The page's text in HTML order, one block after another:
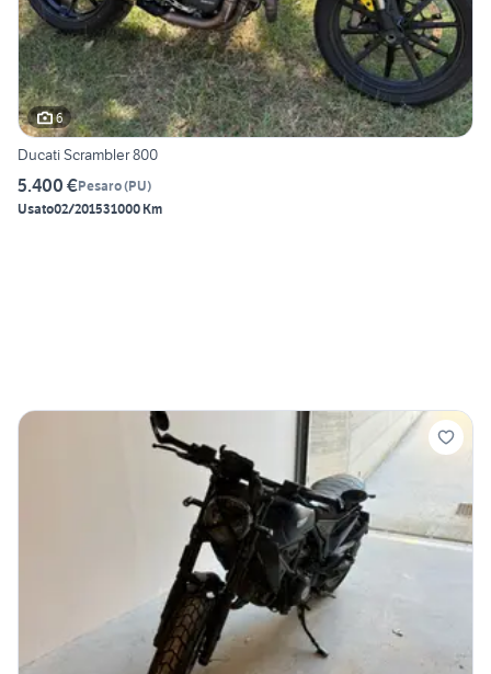
6
Ducati Scrambler 800
5.400 €Pesaro(PU)
Usato02/201531000 Km